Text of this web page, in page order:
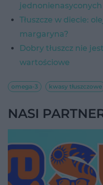
Tłuszcze w diecie:
margaryna?
Dobry tłuszcz nie
wartościowe
omega-3 kwasy tłuszczowe
NASI